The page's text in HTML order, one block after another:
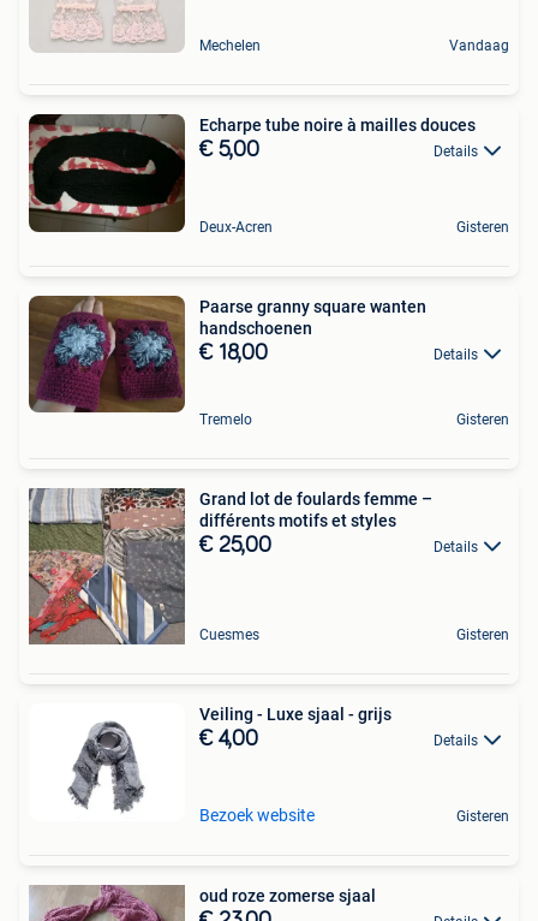
Mechelen Vandaag
Echarpe tube noire à mailles douces
€ 5,00 Details
Deux-Acren Gisteren
Paarse granny square wanten
handschoenen
€ 18,00 Details
Tremelo Gisteren
Grand lot de foulards femme –
différents motifs et styles
€ 25,00 Details
Cuesmes Gisteren
Veiling - Luxe sjaal - grijs
€ 4,00 Details
Bezoek website Gisteren
oud roze zomerse sjaal